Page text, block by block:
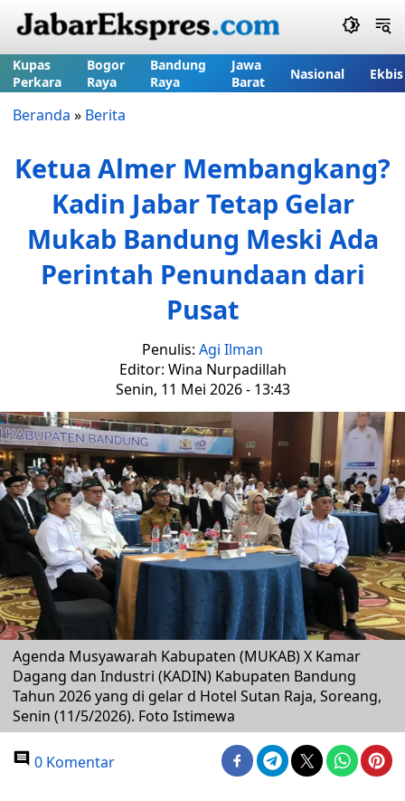
Kupas
Perkara
Bogor
Raya
Bandung
Raya
Jawa
Barat
Nasional Ekbis
Beranda » Berita
Ketua Almer Membangkang?
Kadin Jabar Tetap Gelar
Mukab Bandung Meski Ada
Perintah Penundaan dari
Pusat
Penulis: Agi Ilman
Editor: Wina Nurpadillah
Senin, 11 Mei 2026 - 13:43
Agenda Musyawarah Kabupaten (MUKAB) X Kamar
Dagang dan Industri (KADIN) Kabupaten Bandung
Tahun 2026 yang di gelar d Hotel Sutan Raja, Soreang,
Senin (11/5/2026). Foto Istimewa
0 Komentar